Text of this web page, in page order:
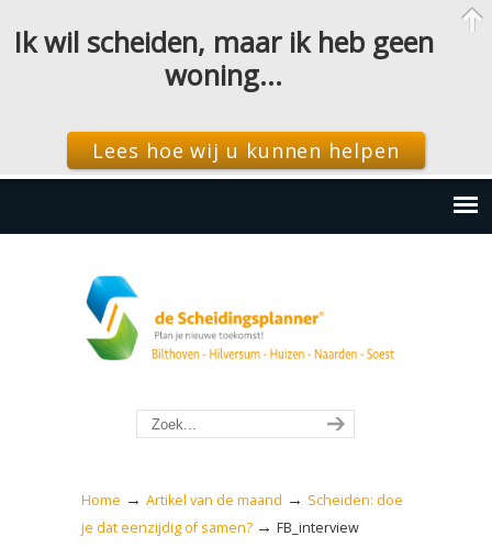
Home → Artikel van de maand → Scheiden: doe
je dat eenzijdig of samen? → FB_interview
Ik wil scheiden, maar ik heb geen
woning…
Lees hoe wij u kunnen helpen